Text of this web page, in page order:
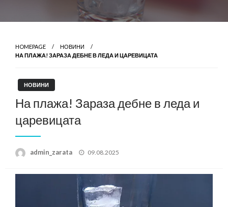
HOMEPAGE
НОВИНИ
НА ПЛАЖА! ЗАРАЗА ДЕБНЕ В ЛЕДА И ЦАРЕВИЦАТА
НОВИНИ
На плажа! Зараза дебне в леда и
царевицата
admin_zarata
Posted
09.08.2025